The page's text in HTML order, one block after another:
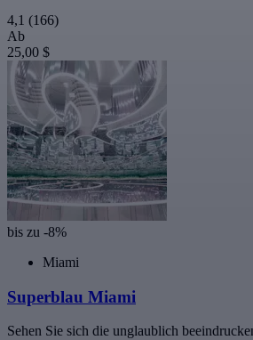
4,1 (166)
Ab
25,00 $
bis zu -8%
Miami
Superblau Miami
Sehen Sie sich die unglaublich